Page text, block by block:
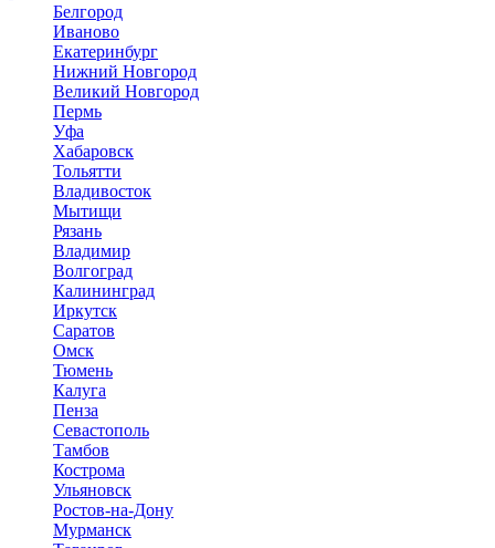
Белгород
Иваново
Екатеринбург
Нижний Новгород
Великий Новгород
Пермь
Уфа
Хабаровск
Тольятти
Владивосток
Мытищи
Рязань
Владимир
Волгоград
Калининград
Иркутск
Саратов
Омск
Тюмень
Калуга
Пенза
Севастополь
Тамбов
Кострома
Ульяновск
Ростов-на-Дону
Мурманск